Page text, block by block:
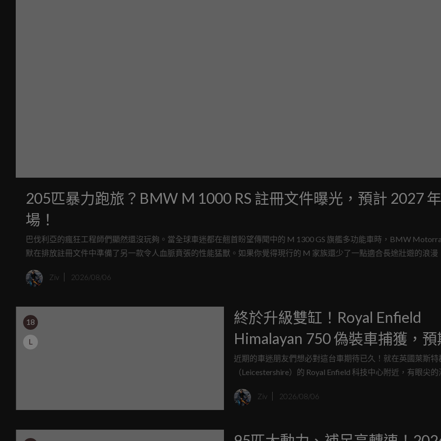
205匹暴力跑旅？BMW M 1000 RS 註冊文件曝光，預計 2027
場！
巴伐利亞的瘋狂工程師們顯然還沒玩夠。當全球車迷都在翹首盼望傳聞中的 M 1300 GS 旗艦多功能車時，BMW
默在排放註冊文件中準備了另一款令人血脈賁張的性能猛獸。如果你覺得現行的 M 家族還少了一點適合長途壯遊的浪漫
Ziv 2026/08/06
18
L
終於升級雙缸！Royal Enfield
Himalayan 750 偽裝車捕獲，
力突破67匹，最快米蘭車展亮
近期的車迷朋友們想必對這台車期待已久！就在英國萊斯特
（Leicestershire）的 Royal Enfield 科技中心附近，有眼尖
這款從先前的偽裝車與原型車階段就不斷牽動車迷神經的全
Ziv 2026/08/06